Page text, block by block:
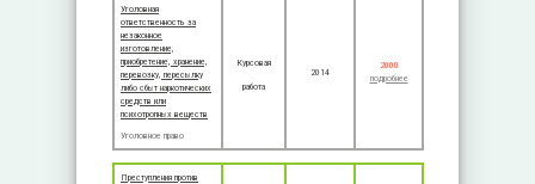
Уголовная
ответственность за
незаконное
изготовление,
приобретение, хранение,
перевозку, пересылку
либо сбыт наркотических
средств или
психотропных веществ
Уголовное право
Курсовая
работа
2014
2000
подробнее
Преступления против